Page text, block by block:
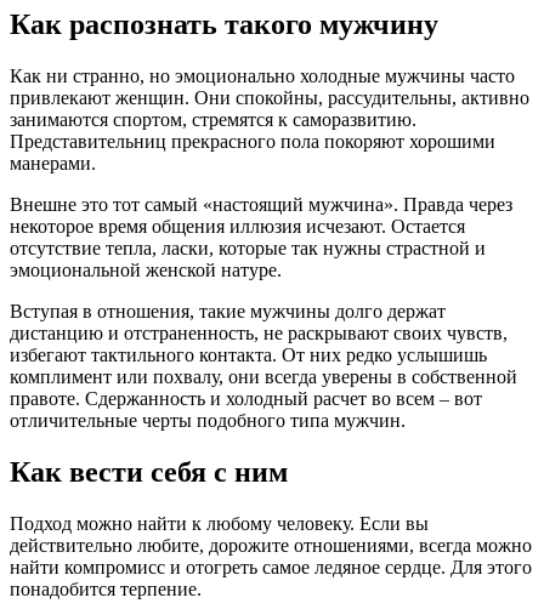
Как распознать такого мужчину
Как ни странно, но эмоционально холодные мужчины часто
привлекают женщин. Они спокойны, рассудительны, активно
занимаются спортом, стремятся к саморазвитию.
Представительниц прекрасного пола покоряют хорошими
манерами.
Внешне это тот самый «настоящий мужчина». Правда через
некоторое время общения иллюзия исчезают. Остается
отсутствие тепла, ласки, которые так нужны страстной и
эмоциональной женской натуре.
Вступая в отношения, такие мужчины долго держат
дистанцию и отстраненность, не раскрывают своих чувств,
избегают тактильного контакта. От них редко услышишь
комплимент или похвалу, они всегда уверены в собственной
правоте. Сдержанность и холодный расчет во всем – вот
отличительные черты подобного типа мужчин.
Как вести себя с ним
Подход можно найти к любому человеку. Если вы
действительно любите, дорожите отношениями, всегда можно
найти компромисс и отогреть самое ледяное сердце. Для этого
понадобится терпение.